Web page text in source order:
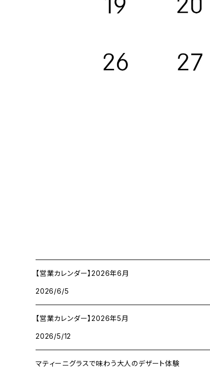
【営業カレンダー】2026年6月
2026/6/5
【営業カレンダー】2026年5月
2026/5/12
マティーニグラスで味わう大人のデザート体験